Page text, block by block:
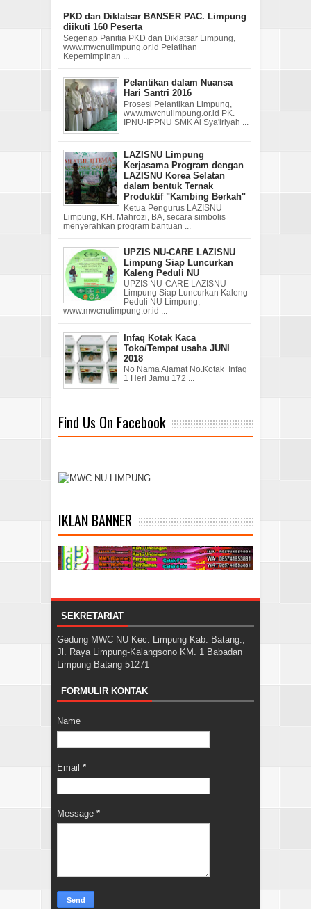
PKD dan Diklatsar BANSER PAC. Limpung
diikuti 160 Peserta
Segenap Panitia PKD dan Diklatsar Limpung,
www.mwcnulimpung.or.id Pelatihan
Kepemimpinan ...
Pelantikan dalam Nuansa
Hari Santri 2016
Prosesi Pelantikan Limpung,
www.mwcnulimpung.or.id PK.
IPNU-IPPNU SMK Al Sya'iriyah ...
LAZISNU Limpung
Kerjasama Program dengan
LAZISNU Korea Selatan
dalam bentuk Ternak
Produktif "Kambing Berkah"
Ketua Pengurus LAZISNU
Limpung, KH. Mahrozi, BA, secara simbolis
menyerahkan program bantuan ...
UPZIS NU-CARE LAZISNU
Limpung Siap Luncurkan
Kaleng Peduli NU
UPZIS NU-CARE LAZISNU
Limpung Siap Luncurkan Kaleng
Peduli NU Limpung,
www.mwcnulimpung.or.id ...
Infaq Kotak Kaca
Toko/Tempat usaha JUNI
2018
No Nama Alamat No.Kotak Infaq
1 Heri Jamu 172 ...
Find Us On Facebook
IKLAN BANNER
SEKRETARIAT
Gedung MWC NU Kec. Limpung Kab. Batang.,
Jl. Raya Limpung-Kalangsono KM. 1 Babadan
Limpung Batang 51271
FORMULIR KONTAK
Name
Email *
Message *